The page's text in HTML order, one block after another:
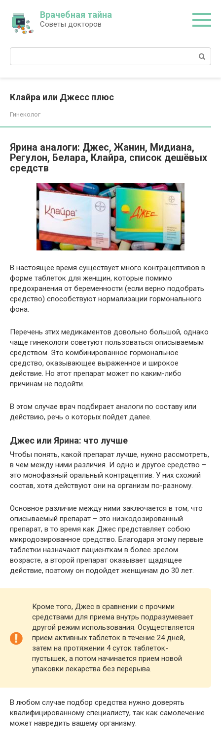
контенту
Врачебная тайна
Советы докторов
Поиск:
Клайра или Джесс плюс
Гинеколог
Ярина аналоги: Джес, Жанин, Мидиана,
Регулон, Белара, Клайра, список дешёвых
средств
В настоящее время существует много контрацептивов в
форме таблеток для женщин, которые помимо
предохранения от беременности (если верно подобрать
средство) способствуют нормализации гормонального
фона.
Перечень этих медикаментов довольно большой, однако
чаще гинекологи советуют пользоваться описываемым
средством. Это комбинированное гормональное
средство, оказывающее выраженное и широкое
действие. Но этот препарат может по каким-либо
причинам не подойти.
В этом случае врач подбирает аналоги по составу или
действию, речь о которых пойдет далее.
Джес или Ярина: что лучше
Чтобы понять, какой препарат лучше, нужно рассмотреть,
в чем между ними различия. И одно и другое средство –
это монофазный оральный контрацептив. У них схожий
состав, хотя действуют они на организм по-разному.
Основное различие между ними заключается в том, что
описываемый препарат – это низкодозированный
препарат, в то время как Джес представляет собою
микродозированное средство. Благодаря этому первые
таблетки назначают пациенткам в более зрелом
возрасте, а второй препарат оказывает щадящее
действие, поэтому он подойдет женщинам до 30 лет.
Кроме того, Джес в сравнении с прочими
средствами для приема внутрь подразумевает
другой режим использования. Осуществляется
приём активных таблеток в течение 24 дней,
затем на протяжении 4 суток таблеток-
пустышек, а потом начинается прием новой
упаковки лекарства без перерыва.
В любом случае подбор средства нужно доверять
квалифицированному специалисту, так как самолечение
может навредить вашему организму.